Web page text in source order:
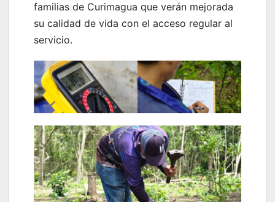
familias de Curimagua que verán mejorada
su calidad de vida con el acceso regular al
servicio.